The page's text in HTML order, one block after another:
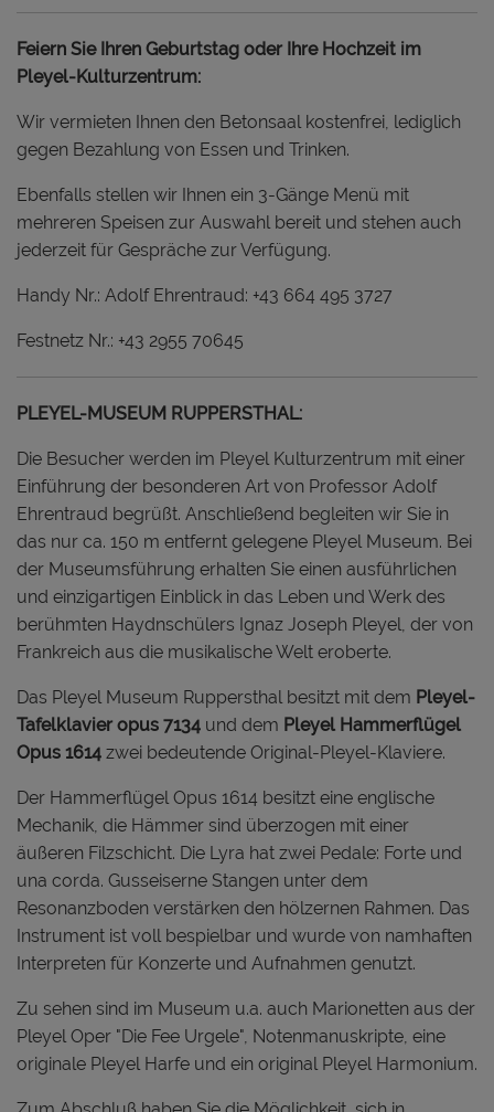
Feiern Sie Ihren Geburtstag oder Ihre Hochzeit im
Pleyel-Kulturzentrum:
Wir vermieten Ihnen den Betonsaal kostenfrei, lediglich
gegen Bezahlung von Essen und Trinken.
Ebenfalls stellen wir Ihnen ein 3-Gänge Menü mit
mehreren Speisen zur Auswahl bereit und stehen auch
jederzeit für Gespräche zur Verfügung.
Handy Nr.: Adolf Ehrentraud: +43 664 495 3727
Festnetz Nr.: +43 2955 70645
PLEYEL-MUSEUM RUPPERSTHAL:
Die Besucher werden im Pleyel Kulturzentrum mit einer
Einführung der besonderen Art von Professor Adolf
Ehrentraud begrüßt. Anschließend begleiten wir Sie in
das nur ca. 150 m entfernt gelegene Pleyel Museum. Bei
der Museumsführung erhalten Sie einen ausführlichen
und einzigartigen Einblick in das Leben und Werk des
berühmten Haydnschülers Ignaz Joseph Pleyel, der von
Frankreich aus die musikalische Welt eroberte.
Das Pleyel Museum Ruppersthal besitzt mit dem Pleyel-
Tafelklavier opus 7134 und dem Pleyel Hammerflügel
Opus 1614 zwei bedeutende Original-Pleyel-Klaviere.
Der Hammerflügel Opus 1614 besitzt eine englische
Mechanik, die Hämmer sind überzogen mit einer
äußeren Filzschicht. Die Lyra hat zwei Pedale: Forte und
una corda. Gusseiserne Stangen unter dem
Resonanzboden verstärken den hölzernen Rahmen. Das
Instrument ist voll bespielbar und wurde von namhaften
Interpreten für Konzerte und Aufnahmen genutzt.
Zu sehen sind im Museum u.a. auch Marionetten aus der
Pleyel Oper "Die Fee Urgele", Notenmanuskripte, eine
originale Pleyel Harfe und ein original Pleyel Harmonium.